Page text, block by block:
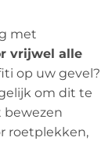
met
vrijwel alle
op uw gevel?
om dit te
bewezen
roetplekken,